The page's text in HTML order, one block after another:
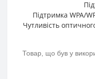
Підтримка WPA/
Чутливість
Товар, що був у